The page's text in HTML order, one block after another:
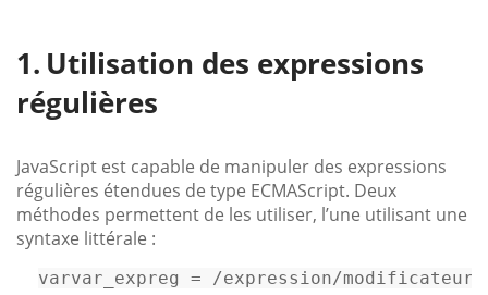
Utilisation des expressions
régulières
JavaScript est capable de manipuler des expressions
régulières étendues de type ECMAScript. Deux
méthodes permettent de les utiliser, l’une utilisant une
syntaxe littérale :
varvar_expreg = /expression/modificateurs